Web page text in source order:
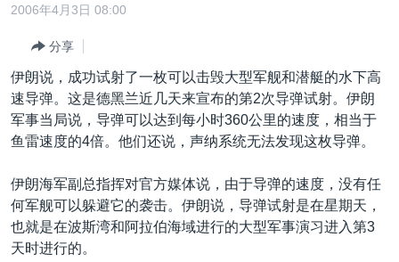
转
跳
转
到
港澳
国际
最新国际新闻
印太
中东
欧洲
非洲
分类新闻
经济·金融·贸易
人权·法律·宗教
科教·文娱·体健
军事
美中关系
热点专题
白宫要闻
国会报道
VOA视频
VOA今日焦点
2006年4月3日 08:00
分享
伊朗说，成功试射了一枚可以击毁大型军舰和潜艇的水下高
速导弹。这是德黑兰近几天来宣布的第2次导弹试射。伊朗
军事当局说，导弹可以达到每小时360公里的速度，相当于
鱼雷速度的4倍。他们还说，声纳系统无法发现这枚导弹。
伊朗海军副总指挥对官方媒体说，由于导弹的速度，没有任
何军舰可以躲避它的袭击。伊朗说，导弹试射是在星期天，
也就是在波斯湾和阿拉伯海域进行的大型军事演习进入第3
天时进行的。